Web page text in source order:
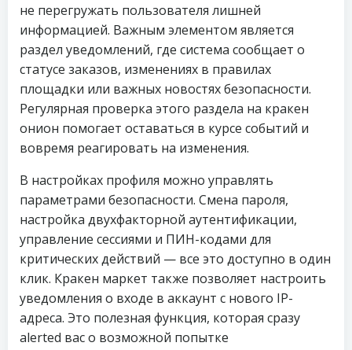
не перегружать пользователя лишней
информацией. Важным элементом является
раздел уведомлений, где система сообщает о
статусе заказов, изменениях в правилах
площадки или важных новостях безопасности.
Регулярная проверка этого раздела на кракен
онион помогает оставаться в курсе событий и
вовремя реагировать на изменения.
В настройках профиля можно управлять
параметрами безопасности. Смена пароля,
настройка двухфакторной аутентификации,
управление сессиями и ПИН-кодами для
критических действий — все это доступно в один
клик. Кракен маркет также позволяет настроить
уведомления о входе в аккаунт с нового IP-
адреса. Это полезная функция, которая сразу
alerted вас о возможной попытке